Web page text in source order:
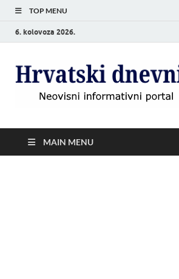
TOP MENU
6. kolovoza 2026.
MAIN MENU